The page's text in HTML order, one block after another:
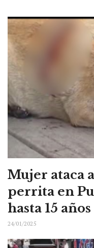
Mujer ataca
perrita en
hasta 15
24/01/2025